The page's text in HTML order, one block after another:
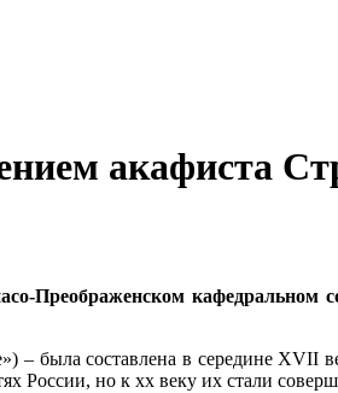
акафиста
Преображенском кафедральном
– была составлена в середине
России, но к xx веку их стали